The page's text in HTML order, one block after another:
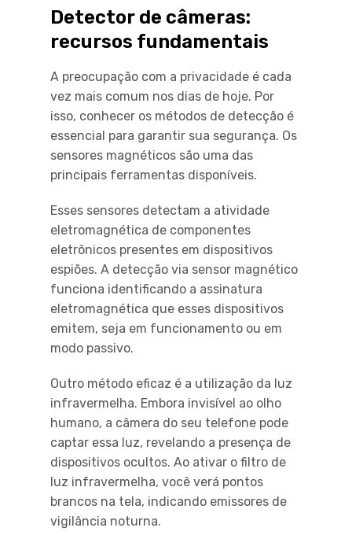
Detector de câmeras:
recursos fundamentais
A preocupação com a privacidade é cada
vez mais comum nos dias de hoje. Por
isso, conhecer os métodos de detecção é
essencial para garantir sua segurança. Os
sensores magnéticos são uma das
principais ferramentas disponíveis.
Esses sensores detectam a atividade
eletromagnética de componentes
eletrônicos presentes em dispositivos
espiões. A detecção via sensor magnético
funciona identificando a assinatura
eletromagnética que esses dispositivos
emitem, seja em funcionamento ou em
modo passivo.
Outro método eficaz é a utilização da luz
infravermelha. Embora invisível ao olho
humano, a câmera do seu telefone pode
captar essa luz, revelando a presença de
dispositivos ocultos. Ao ativar o filtro de
luz infravermelha, você verá pontos
brancos na tela, indicando emissores de
vigilância noturna.